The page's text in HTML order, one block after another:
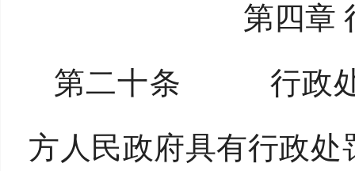
第四章
第二十条 行政处
方人民政府具有行政